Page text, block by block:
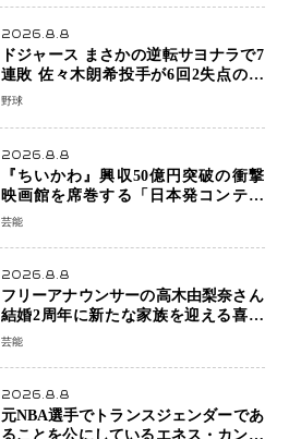
2026.8.8
ドジャース まさかの逆転サヨナラで7
連敗 佐々木朗希投手が6回2失点の力
投も勝利届かず、大谷翔平は好機で悔
野球
2026.8.8
『ちいかわ』興収50億円突破の衝撃
映画館を席巻する「日本発コンテン
ツ」の強さ スパイダーマン、モアナ
芸能
2026.8.8
フリーアナウンサーの高木由梨奈さん
結婚2周年に新たな家族を迎える喜び
を報告 夫・岸田タツヤさんと連名
芸能
2026.8.8
元NBA選手でトランスジェンダーであ
ることを公にしているエネス・カンタ